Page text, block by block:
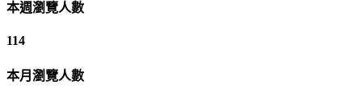
本週瀏覽人數
114
本月瀏覽人數